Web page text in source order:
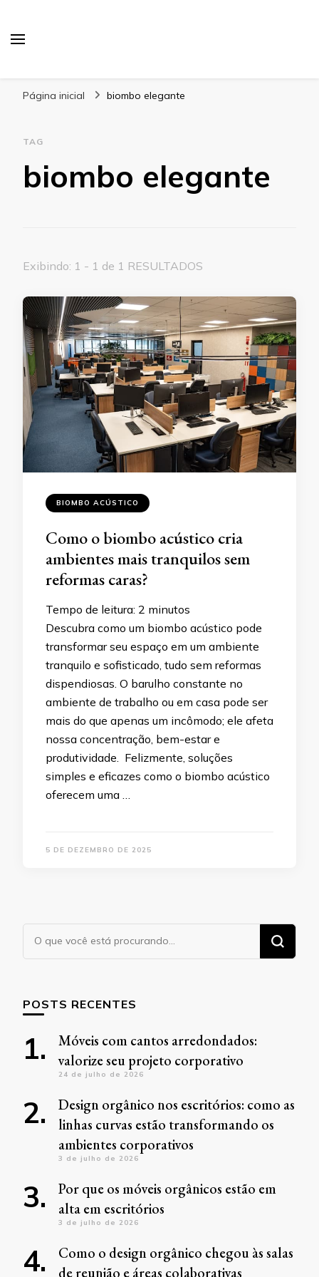
Página inicial biombo elegante
TAG
biombo elegante
Exibindo: 1 - 1 de 1 RESULTADOS
BIOMBO ACÚSTICO
Como o biombo acústico cria
ambientes mais tranquilos sem
reformas caras?
Tempo de leitura: 2 minutos
Descubra como um biombo acústico pode
transformar seu espaço em um ambiente
tranquilo e sofisticado, tudo sem reformas
dispendiosas. O barulho constante no
ambiente de trabalho ou em casa pode ser
mais do que apenas um incômodo; ele afeta
nossa concentração, bem-estar e
produtividade. Felizmente, soluções
simples e eficazes como o biombo acústico
oferecem uma …
5 DE DEZEMBRO DE 2025
Procurando
POSTS RECENTES
Móveis com cantos arredondados:
valorize seu projeto corporativo
24 de julho de 2026
Design orgânico nos escritórios: como as
linhas curvas estão transformando os
ambientes corporativos
3 de julho de 2026
Por que os móveis orgânicos estão em
alta em escritórios
3 de julho de 2026
Como o design orgânico chegou às salas
de reunião e áreas colaborativas